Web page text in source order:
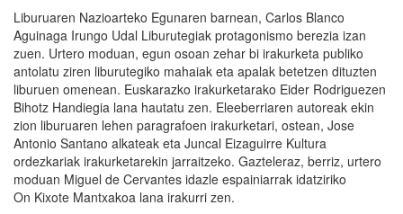
Liburuaren Nazioarteko Egunaren barnean, Carlos Blanco
Aguinaga Irungo Udal Liburutegiak protagonismo berezia izan
zuen. Urtero moduan, egun osoan zehar bi irakurketa publiko
antolatu ziren liburutegiko mahaiak eta apalak betetzen dituzten
liburuen omenean. Euskarazko irakurketarako Eider Rodriguezen
Bihotz Handiegia lana hautatu zen. Eleeberriaren autoreak ekin
zion liburuaren lehen paragrafoen irakurketari, ostean, Jose
Antonio Santano alkateak eta Juncal Eizaguirre Kultura
ordezkariak irakurketarekin jarraitzeko. Gazteleraz, berriz, urtero
moduan Miguel de Cervantes idazle espainiarrak idatziriko
On Kixote Mantxakoa lana irakurri zen.